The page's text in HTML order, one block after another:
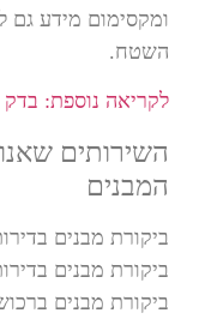
ומקסימום מידע גם
השטח.
לקריאה נוספת:
השירותים
המבנים
ביקורת מבנים
ביקורת מבנים
ביקורת מבנים